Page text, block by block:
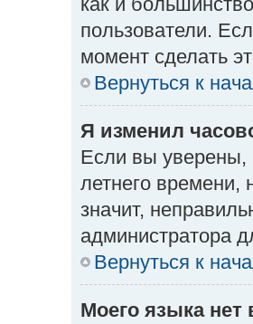
пользователи.
момент сделать
Вернуться к
Я изменил
Если вы уверены,
летнего времени,
значит,
администратора
Вернуться к
Моего языка нет